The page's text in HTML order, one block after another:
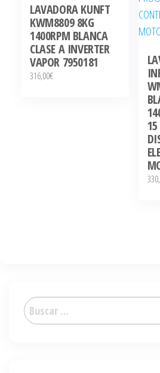
LAVADORA KUNFT
KWM8809 8KG
1400RPM BLANCA
CLASE A INVERTER
VAPOR 7950181
316,00€
Buscar: